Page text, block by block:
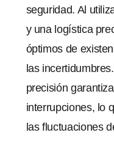
seguridad. Al
y una logística
óptimos de
las
precisión
interrupciones, lo
las fluctuaciones